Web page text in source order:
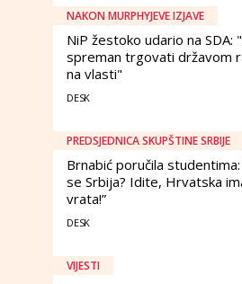
NAKON MURPHYJEVE IZJAVE
NiP žestoko udario na SDA:
spreman trgovati državom
na vlasti"
DESK
PREDSJEDNICA SKUPŠTINE SRBIJE
Brnabić poručila
se Srbija? Idite, Hrvatska
vrata!”
DESK
VIJESTI